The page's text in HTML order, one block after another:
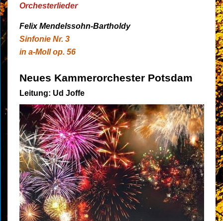
Orchesterlieder
Felix Mendelssohn-Bartholdy
Sinfonie Nr. 3
in a-Moll op. 56
Neues Kammerorchester Potsdam
Leitung: Ud Joffe